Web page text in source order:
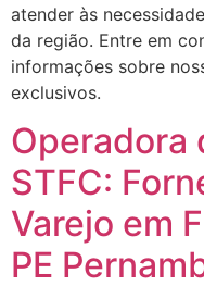
atender às
da região. Entre em
informações sobre
exclusivos.
Operadora
STFC:
Varejo em
PE